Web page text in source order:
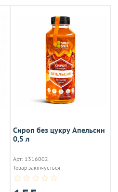
Сироп без цукру Апельсин
0,5 л
Арт: 1316002
Товар закінчується